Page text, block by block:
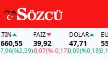
39,92
-0,07(%-0,17)
DOLAR
47,71
0,09(%0,18)
EURO
55,19
0,18